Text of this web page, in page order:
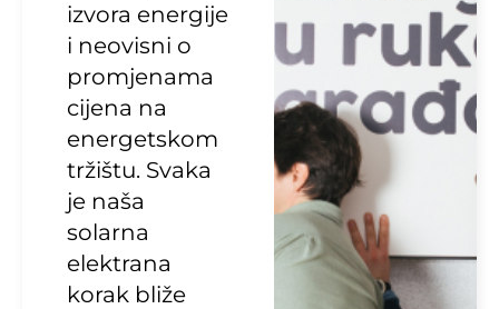
izvora energije
i neovisni o
promjenama
cijena na
energetskom
tržištu. Svaka
je naša
solarna
elektrana
korak bliže